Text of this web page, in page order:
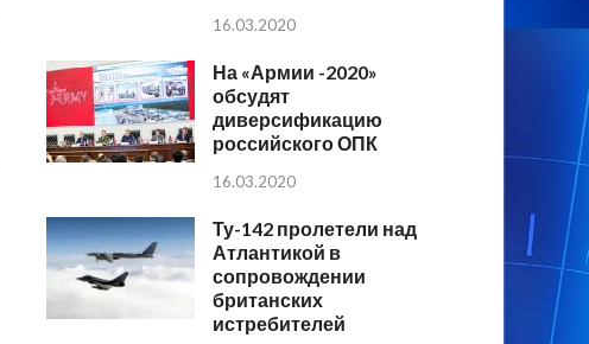
16.03.2020
На «Армии -2020»
обсудят
диверсификацию
российского ОПК
16.03.2020
Ту-142 пролетели над
Атлантикой в
сопровождении
британских
истребителей